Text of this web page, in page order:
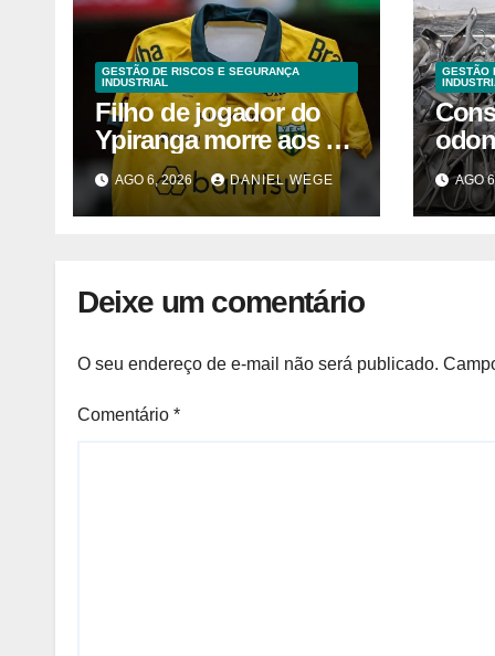
GESTÃO DE RISCOS E SEGURANÇA
INDUSTRIAL
Filho de jogador do
Ypiranga morre aos 2
anos após acidente
AGO 6, 2026 DANIEL WEGE
GESTÃO
2025
AGO
Deixe um comentário
O seu endereço de e-mail não será publicado.
Comentário *